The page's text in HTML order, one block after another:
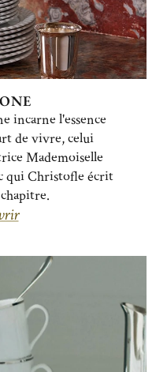
incarne l'essence
de vivre, celui
Mademoiselle
qui Christofle écrit